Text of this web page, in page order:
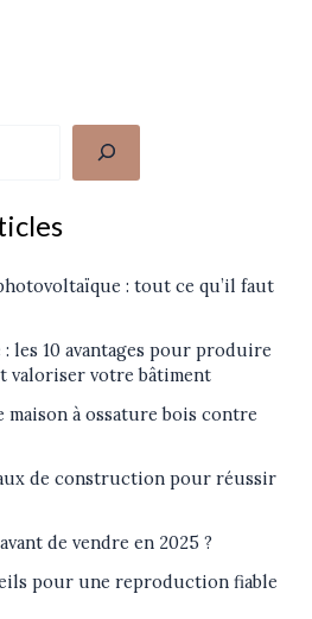
: tout ce qu’il faut
les 10 avantages pour produire
valoriser votre bâtiment
à ossature bois contre
de construction pour réussir
de vendre en 2025 ?
pour une reproduction fiable